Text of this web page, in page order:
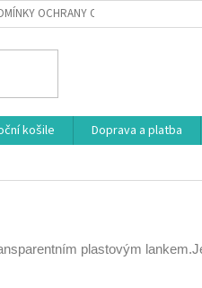
OCHRANY OSOBNÍCH ÚDAJŮ
košile Doprava a platba
plastovým